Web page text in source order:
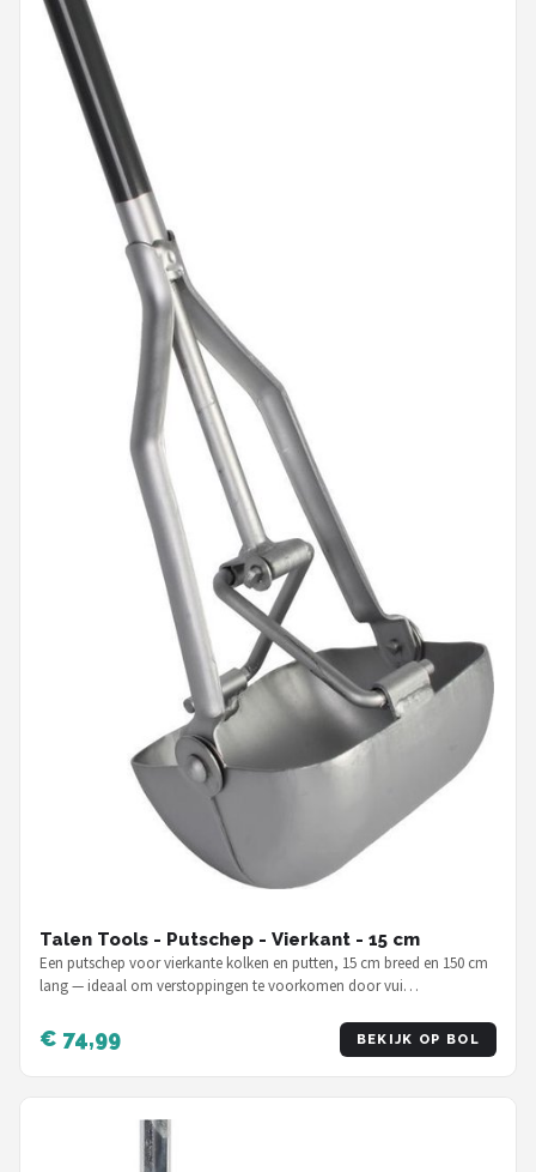
Talen Tools - Putschep - Vierkant - 15 cm
Een putschep voor vierkante kolken en putten, 15 cm breed en 150 cm
lang — ideaal om verstoppingen te voorkomen door vui…
€ 74,99 BEKIJK OP BOL